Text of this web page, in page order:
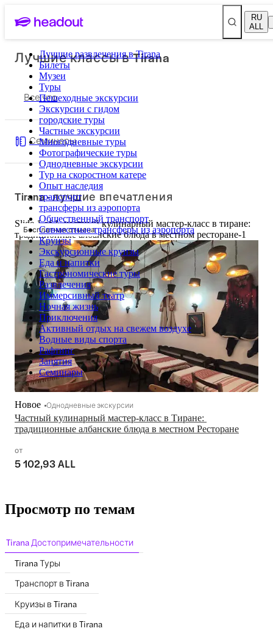
RU
ALL
Лучшие развлечения в Tirana
Билеты
Музеи
Туры
Пешеходные экскурсии
Экскурсии с гидом
городские туры
Частные экскурсии
Многодневные туры
Фотографические туры
Однодневные экскурсии
Тур на скоростном катере
Опыт наследия
транспорт
трансферы из аэропорта
Общественный транспорт
Совместные трансферы из аэропорта
Круизы
Экскурсионные круизы
Еда и напитки
Гастрономические туры
Развлечения
Иммерсивный театр
Ночная жизнь
Приключения
Активный отдых на свежем воздухе
Водные виды спорта
Рафтинг
Занятия
Семинары
Лучшие классы в Tirana
Все что
Семинары
Tirana - лучшие впечатления
Бесплатная отмена
Slide 1 of 1, частный кулинарный мастер-класс в тиране:
традиционные албанские блюда в местном ресторане-1
Частный кулинарный мастер-класс в Тиране:
традиционные албанские блюда в местном Ресторане
Новое Однодневные экскурсии
от
5 102,93 ALL
Просмотр по темам
Tirana Достопримечательности
Tirana Туры
Транспорт в Tirana
Круизы в Tirana
Еда и напитки в Tirana